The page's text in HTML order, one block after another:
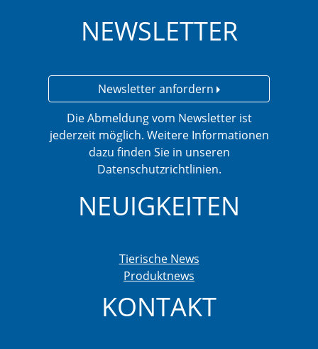
NEWSLETTER
Newsletter anfordern
Die Abmeldung vom Newsletter ist
jederzeit möglich. Weitere Informationen
dazu finden Sie in unseren
Datenschutzrichtlinien.
NEUIGKEITEN
Tierische News
Produktnews
KONTAKT